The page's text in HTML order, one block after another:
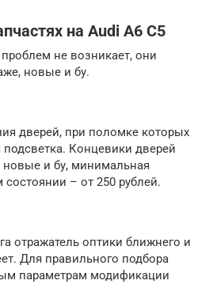
на Audi A6 C5
не возникает, они
новые и бу.
дверей, при поломке которых
подсветка. Концевики дверей
и бу, минимальная
– от 250 рублей.
отражатель оптики ближнего и
Для правильного подбора
параметрам модификации